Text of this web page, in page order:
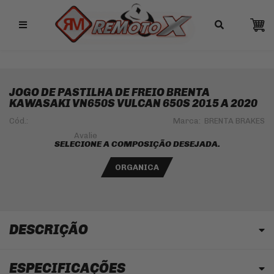
Remotox
10% OFF NO PIX
JOGO DE PASTILHA DE FREIO BRENTA
KAWASAKI VN650S VULCAN 650S 2015 A 2020
Cód.: Marca: BRENTA BRAKES
SELECIONE A COMPOSIÇÃO DESEJADA.
ORGANICA
DESCRIÇÃO
ESPECIFICAÇÕES